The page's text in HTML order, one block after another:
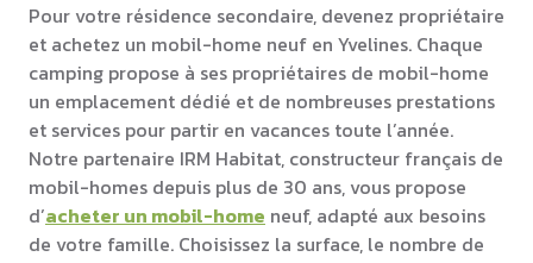
Pour votre résidence secondaire, devenez propriétaire
et achetez un mobil-home neuf en Yvelines. Chaque
camping propose à ses propriétaires de mobil-home
un emplacement dédié et de nombreuses prestations
et services pour partir en vacances toute l’année.
Notre partenaire IRM Habitat, constructeur français de
mobil-homes depuis plus de 30 ans, vous propose
d’acheter un mobil-home neuf, adapté aux besoins
de votre famille. Choisissez la surface, le nombre de